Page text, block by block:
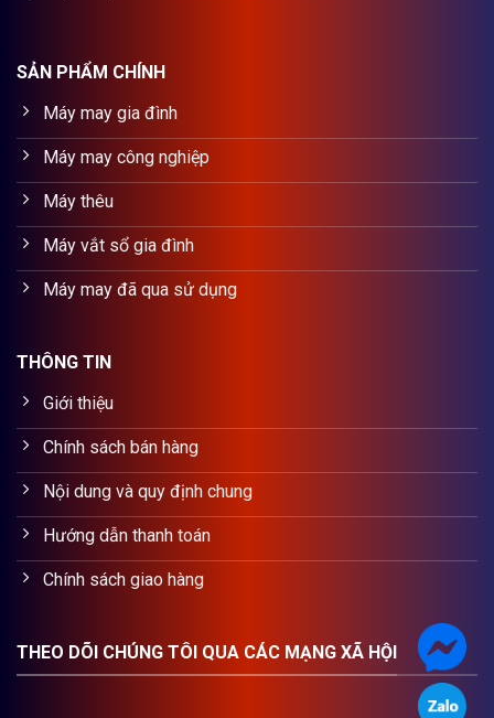
SẢN PHẨM CHÍNH
Máy may gia đình
Máy may công nghiệp
Máy thêu
Máy vắt sổ gia đình
Máy may đã qua sử dụng
THÔNG TIN
Giới thiệu
Chính sách bán hàng
Nội dung và quy định chung
Hướng dẫn thanh toán
Chính sách giao hàng
THEO DÕI CHÚNG TÔI QUA CÁC MẠNG XÃ HỘI